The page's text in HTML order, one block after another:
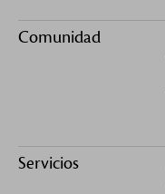
Comunidad
Servicios